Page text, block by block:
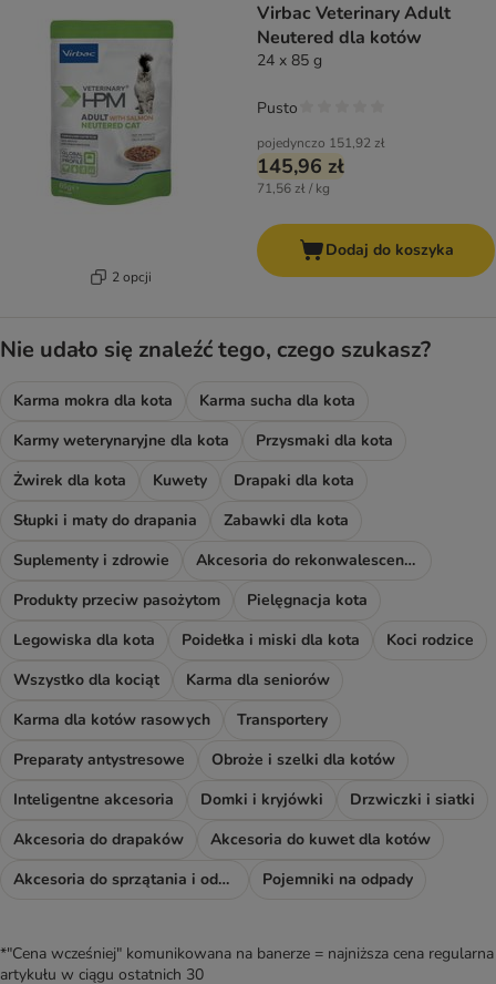
2 opcji
Virbac Veterinary Adult
Neutered dla kotów
24 x 85 g
pojedynczo 151,92 zł
145,96 zł
71,56 zł / kg
Pusto
Dodaj do koszyka
Nie udało się znaleźć tego, czego szukasz?
Karma mokra dla kota
Karma sucha dla kota
Karmy weterynaryjne dla kota
Przysmaki dla kota
Żwirek dla kota
Kuwety
Drapaki dla kota
Słupki i maty do drapania
Zabawki dla kota
Suplementy i zdrowie
Akcesoria do rekonwalescencji
Produkty przeciw pasożytom
Pielęgnacja kota
Legowiska dla kota
Poidełka i miski dla kota
Koci rodzice
Wszystko dla kociąt
Karma dla seniorów
Karma dla kotów rasowych
Transportery
Preparaty antystresowe
Obroże i szelki dla kotów
Inteligentne akcesoria
Domki i kryjówki
Drzwiczki i siatki
Akcesoria do drapaków
Akcesoria do kuwet dla kotów
Akcesoria do sprzątania i odświeżacze
Pojemniki na odpady
*"Cena wcześniej" komunikowana na banerze = najniższa cena regularna
artykułu w ciągu ostatnich 30